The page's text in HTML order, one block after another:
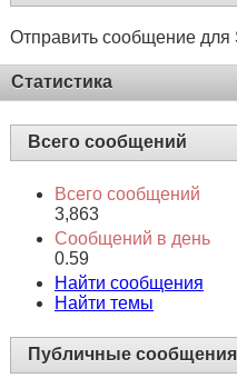
Отправить сообщение для
Статистика
Всего сообщений
Всего сообщений
3,863
Сообщений в день
0.59
Найти сообщения
Найти темы
Публичные сообщения